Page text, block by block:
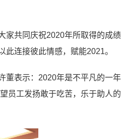
家共同庆祝2020年所取得的成
连接彼此情感，赋能2021。
表示：2020年是不平凡的一年
员工发扬敢于吃苦，乐于助人